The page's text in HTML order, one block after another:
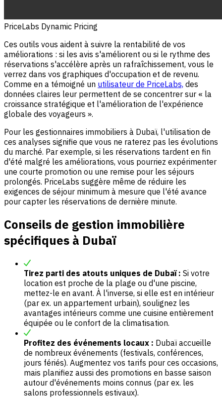
PriceLabs Dynamic Pricing
Ces outils vous aident à suivre la rentabilité de vos
améliorations : si les avis s'améliorent ou si le rythme des
réservations s'accélère après un rafraîchissement, vous le
verrez dans vos graphiques d'occupation et de revenu.
Comme en a témoigné un utilisateur de PriceLabs, des
données claires leur permettent de se concentrer sur « la
croissance stratégique et l'amélioration de l'expérience
globale des voyageurs ».
Pour les gestionnaires immobiliers à Dubaï, l'utilisation de
ces analyses signifie que vous ne raterez pas les évolutions
du marché. Par exemple, si les réservations tardent en fin
d'été malgré les améliorations, vous pourriez expérimenter
une courte promotion ou une remise pour les séjours
prolongés. PriceLabs suggère même de réduire les
exigences de séjour minimum à mesure que l'été avance
pour capter les réservations de dernière minute.
Conseils de gestion immobilière
spécifiques à Dubaï
Tirez parti des atouts uniques de Dubaï : Si votre
location est proche de la plage ou d'une piscine,
mettez-le en avant. À l'inverse, si elle est en intérieur
(par ex. un appartement urbain), soulignez les
avantages intérieurs comme une cuisine entièrement
équipée ou le confort de la climatisation.
Profitez des événements locaux : Dubaï accueille
de nombreux événements (festivals, conférences,
jours fériés). Augmentez vos tarifs pour ces occasions,
mais planifiez aussi des promotions en basse saison
autour d'événements moins connus (par ex. les
salons professionnels estivaux).